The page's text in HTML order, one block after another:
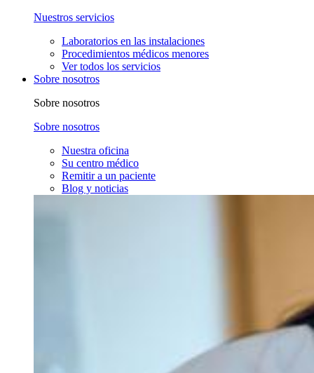
Nuestros servicios
Laboratorios en las instalaciones
Procedimientos médicos menores
Ver todos los servicios
Sobre nosotros
Sobre nosotros
Sobre nosotros
Nuestra oficina
Su centro médico
Remitir a un paciente
Blog y noticias